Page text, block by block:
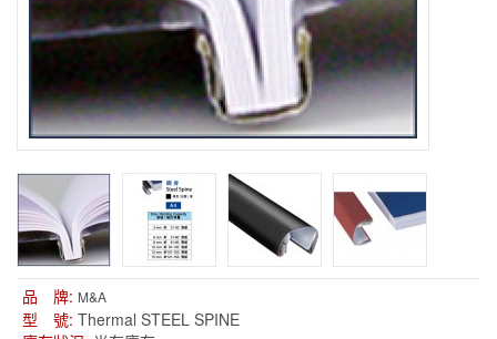
品 牌: M&A
型 號: Thermal STEEL SPINE